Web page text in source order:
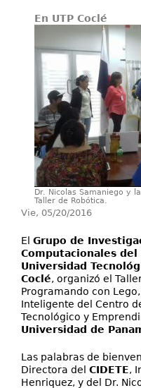
En UTP Coclé
Dr. Nicolas Samaniego y
Taller de Robótica.
Vie, 05/20/2016
El Grupo de
Computacionales
Universidad
Coclé, organizó el
Programando con
Inteligente del Centro
Tecnológico y
Universidad de
Las palabras de
Directora del CIDETE,
Henriquez, y del Dr.